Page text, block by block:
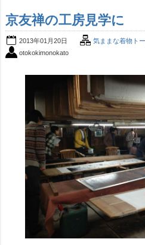
京友禅の工房見学に
2013年01月20日 気ままな着物ト
otokokimonokato